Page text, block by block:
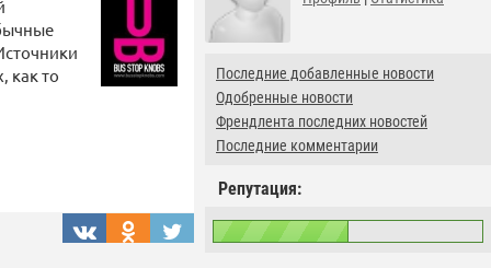
Последние добавленные новости
Одобренные новости
Френдлента последних новостей
Последние комментарии
Репутация:
как то